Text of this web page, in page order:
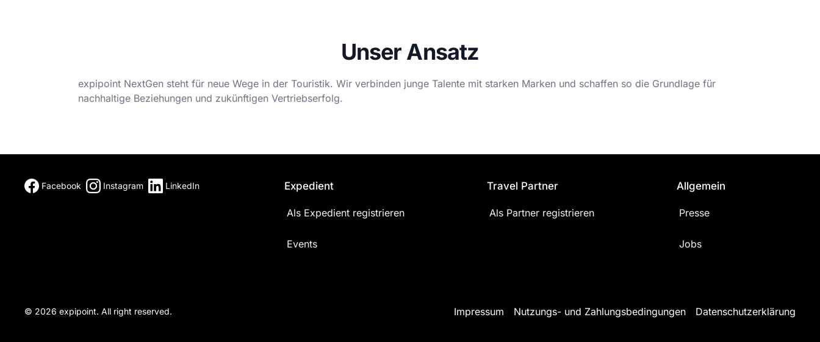
Unser Ansatz
expipoint NextGen steht für neue Wege in der Touristik. Wir verbinden junge Talente mit starken Marken und schaffen so die Grundlage für
nachhaltige Beziehungen und zukünftigen Vertriebserfolg.
Facebook Instagram LinkedIn Expedient
Als Expedient registrieren
Events
Travel Partner
Als Partner registrieren
Allgemein
Presse
Jobs
© 2026 expipoint. All right reserved. Impressum Nutzungs- und Zahlungsbedingungen Datenschutzerklärung